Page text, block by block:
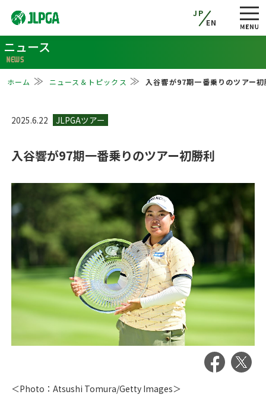
JP
EN
ニュース
NEWS
ホーム ニュース＆トピックス 入谷響が97期一番乗りのツアー
2025.6.22
入谷響が97期一番乗りのツアー初勝利
＜Photo：Atsushi Tomura/Getty Images＞